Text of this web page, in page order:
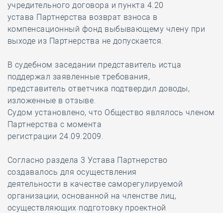
учредительного договора и пункта 4.20
устава Партнерства возврат взноса в
компенсационный фонд выбывающему члену при
выходе из Партнерства не допускается.
В судебном заседании представитель истца
поддержал заявленные требования,
представитель ответчика подтвердил доводы,
изложенные в отзыве.
Судом установлено, что Общество являлось членом
Партнерства c момента
регистрации 24.09.2009.
Согласно раздела 3 Устава Партнерство
создавалось для осуществления
деятельности в качестве саморегулируемой
организации, основанной на членстве лиц,
осуществляющих подготовку проектной